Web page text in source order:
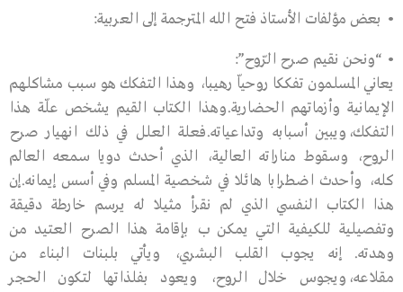
• بعض مؤلفات الأستاذ فتح الله المترجمة إلى العربية:
• “ونحن نقيم صرح الرّوح”:
يعاني المسلمون تفككا روحياّ رهيبا، وهذا التفكك هو سبب مشاكلهم
الإيمانية وأزماتهم الحضارية.وهذا الكتاب القيم يشخص علّة هذا
التفكك،ويبين أسبابه وتداعياته.فعلة العلل في ذلك انهيار صرح
الروح، وسقوط مناراته العالية، الذي أحدث دويا سمعه العالم
كله، وأحدث اضطرابا هائلا في شخصية المسلم وفي أسس إيمانه.إن
هذا الكتاب النفسي الذي لم نقرأ مثيلا له يرسم خارطة دقيقة
وتفصيلية للكيفية التي يمكن ب بإقامة هذا الصرح العتيد من
وهدته. إنه يجوب القلب البشري، ويأتي بلبنات البناء من
مقلاعه،ويجوس خلال الروح، ويعود بفلذاتها لتكون الحجر